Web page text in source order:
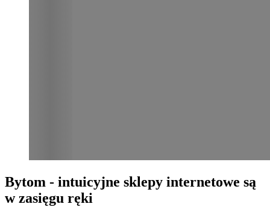
Bytom - intuicyjne sklepy internetowe są
w zasięgu ręki